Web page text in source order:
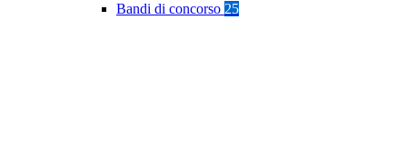
Bandi di concorso 25